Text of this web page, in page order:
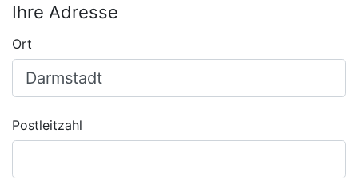
Ihre Adresse
Ort
Postleitzahl